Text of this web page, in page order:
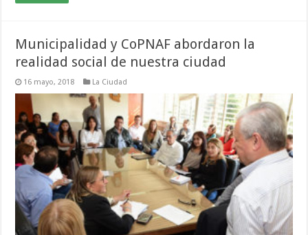
Municipalidad y CoPNAF abordaron la
realidad social de nuestra ciudad
16 mayo, 2018 La Ciudad